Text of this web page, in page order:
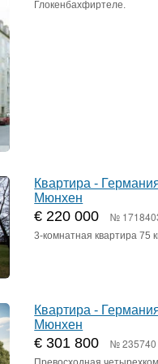
Глокенбахфиртеле.
Квартира -
Мюнхен
€ 220 000 №
3-комнатная квартира 75
Квартира -
Мюнхен
€ 301 800 № 235740